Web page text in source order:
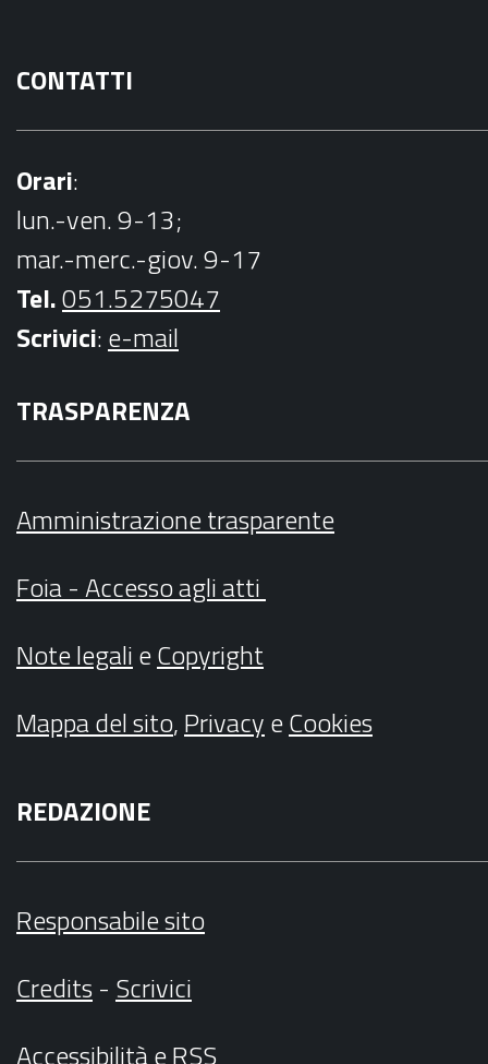
CONTATTI
Orari:
lun.-ven. 9-13;
mar.-merc.-giov. 9-17
Tel.051.5275047
Scrivici:e-mail
TRASPARENZA
Amministrazione trasparente
Foia - Accesso agli atti
Note legalieCopyright
Mappa del sito,PrivacyeCookies
REDAZIONE
Responsabile sito
Credits- Scrivici
AccessibilitàeRSS